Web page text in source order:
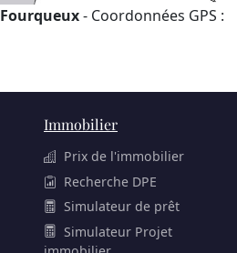
Fourqueux- Coordonnées GPS :
Immobilier
Prix de l'immobilier
Recherche DPE
Simulateur de prêt
Simulateur Projet